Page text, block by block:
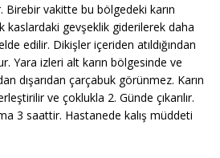
Birebir vakitte bu bölgedeki karın
kaslardaki gevşeklik giderilerek daha
edilir. Dikişler içeriden atıldığından
Yara izleri alt karın bölgesinde ve
dışarıdan çarçabuk görünmez. Karın
ve çoklukla 2. Günde çıkarılır.
3 saattir. Hastanede kalış müddeti